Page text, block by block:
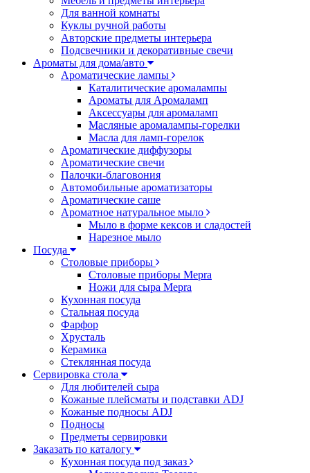
Для ванной комнаты
Куклы ручной работы
Авторские предметы интерьера
Подсвечники и декоративные свечи
Ароматы для дома/авто
Ароматические лампы
Каталитические аромалампы
Ароматы для Аромаламп
Аксессуары для аромаламп
Масляные аромалампы-горелки
Масла для ламп-горелок
Ароматические диффузоры
Ароматические свечи
Палочки-благовония
Автомобильные ароматизаторы
Ароматические саше
Ароматное натуральное мыло
Мыло в форме кексов и сладостей
Нарезное мыло
Посуда
Столовые приборы
Столовые приборы Mepra
Ножи для сыра Mepra
Кухонная посуда
Стальная посуда
Фарфор
Хрусталь
Керамика
Стеклянная посуда
Сервировка стола
Для любителей сыра
Кожаные плейсматы и подставки ADJ
Кожаные подносы ADJ
Подносы
Предметы сервировки
Заказать по каталогу
Кухонная посуда под заказ